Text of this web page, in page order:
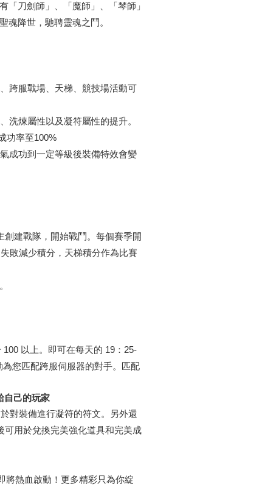
「刀劍師」、「魔師」、「琴師」
魂降世，馳聘靈魂之鬥。
跨服戰場、天梯、競技場活動可
煉屬性以及凝符屬性的提升。
功率至100%
成功到一定等級後裝備特效會變
建戰隊，開始戰鬥。每個賽季開
敗減少積分，天梯積分作為比賽
以上。即可在每天的 19：25-
您匹配跨服伺服器的對手。匹配
自己的玩家
對裝備進行凝符的符文。另外還
可用於兌換完美強化道具和完美成
熱血啟動！更多精彩只為你綻